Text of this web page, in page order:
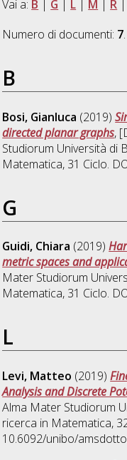
Vai a: B G L M R
Numero di documenti: 7.
B
Bosi, Gianluca (2019)
directed planar graphs,
Studiorum Università di
Matematica, 31 Ciclo.
G
Guidi, Chiara (2019)
metric spaces and
Mater Studiorum
Matematica, 31 Ciclo.
L
Levi, Matteo (2019)
Analysis and Discrete
Alma Mater Studiorum
ricerca in Matematica,
10.6092/unibo/